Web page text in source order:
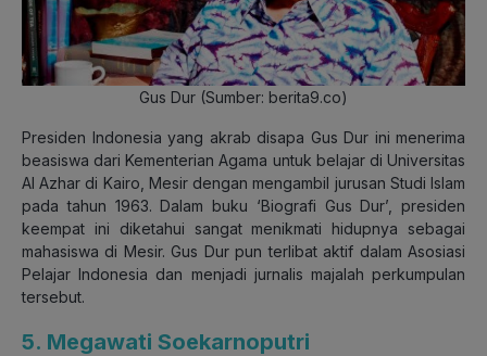
Gus Dur (Sumber: berita9.co)
Presiden Indonesia yang akrab disapa Gus Dur ini menerima
beasiswa dari Kementerian Agama untuk belajar di Universitas
Al Azhar di Kairo, Mesir dengan mengambil jurusan Studi Islam
pada tahun 1963. Dalam buku ‘Biografi Gus Dur’, presiden
keempat ini diketahui sangat menikmati hidupnya sebagai
mahasiswa di Mesir. Gus Dur pun terlibat aktif dalam Asosiasi
Pelajar Indonesia dan menjadi jurnalis majalah perkumpulan
tersebut.
5. Megawati Soekarnoputri